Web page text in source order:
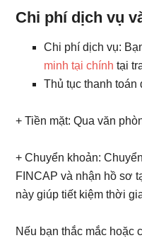
Chi phí dịch vụ
Chi phí dịch vụ:
minh tại chính tại
Thủ tục thanh
+ Tiền mặt: Qua văn
+ Chuyển khoản:
FINCAP và nhận hồ sơ
này giúp tiết kiệm thời
Nếu bạn thắc mắc hoặc